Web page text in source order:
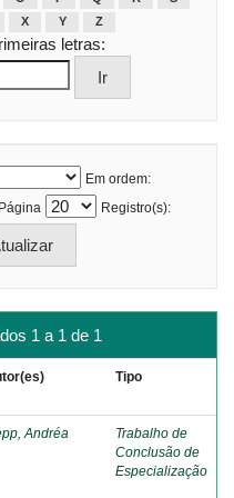
X Y Z
letras:
Em ordem:
Registro(s):
1 a 1 de 1
Tipo
Andréa
Trabalho de
Conclusão de
Especialização